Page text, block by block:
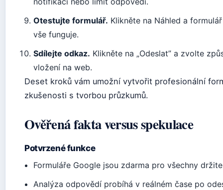
Otestujte formulář. Klikněte na Náhled a
vše funguje.
Sdílejte odkaz. Klikněte na „Odeslat” a zvolte
vložení na web.
Deset kroků vám umožní vytvořit profesionální
zkušenosti s tvorbou průzkumů.
Ověřená fakta versus spekulace
Potvrzené funkce
Formuláře Google jsou zdarma pro všechny
Analýza odpovědí probíhá v reálném čase po